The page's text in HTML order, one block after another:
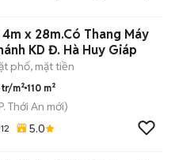
x 28m.Có Thang Máy
KD Đ. Hà Huy Giáp
phố, mặt tiền
m²110 m²
P. Thới An mới)
5.0